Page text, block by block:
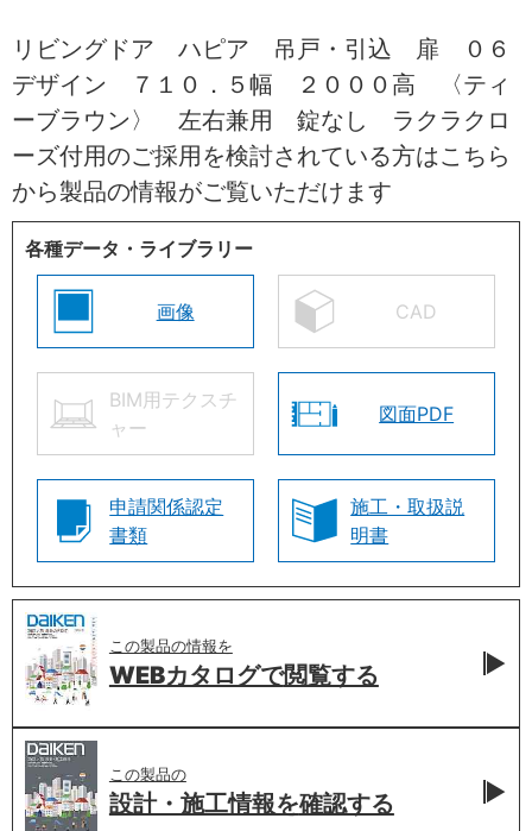
リビングドア ハピア 吊戸・引込 扉 ０６
デザイン ７１０．５幅 ２０００高 〈ティ
ーブラウン〉 左右兼用 錠なし ラクラクロ
ーズ付用のご採用を検討されている方はこちら
から製品の情報がご覧いただけます
各種データ・ライブラリー
画像 CAD
BIM用テクスチ
ャー
図面PDF
申請関係認定
書類
施工・取扱説
明書
この製品の情報を
WEBカタログで閲覧する
この製品の
設計・施工情報を確認する